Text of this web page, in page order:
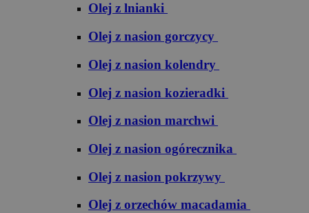
Olej z lnianki
Olej z nasion gorczycy
Olej z nasion kolendry
Olej z nasion kozieradki
Olej z nasion marchwi
Olej z nasion ogórecznika
Olej z nasion pokrzywy
Olej z orzechów macadamia